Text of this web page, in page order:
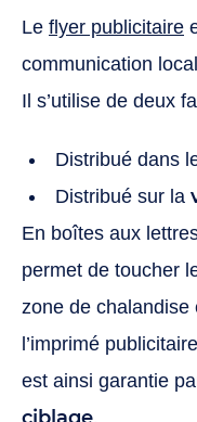
Le flyer publicitaire
communication
Il s’utilise de deux
Distribué dans
Distribué sur la
En boîtes aux
permet de toucher
zone de chalandise
l’imprimé
est ainsi garantie
.